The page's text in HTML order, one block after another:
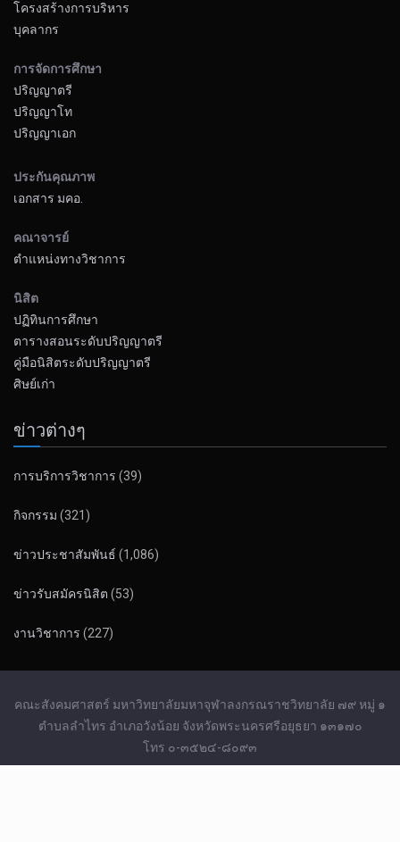
โครงสร้างการบริหาร
บุคลากร
การจัดการศึกษา
ปริญญาตรี
ปริญญาโท
ปริญญาเอก
ประกันคุณภาพ
เอกสาร มคอ.
คณาจารย์
ตำแหน่งทางวิชาการ
นิสิต
ปฏิทินการศึกษา
ตารางสอนระดับปริญญาตรี
คู่มือนิสิตระดับปริญญาตรี
ศิษย์เก่า
ข่าวต่างๆ
การบริการวิชาการ (39)
กิจกรรม (321)
ข่าวประชาสัมพันธ์ (1,086)
ข่าวรับสมัครนิสิต (53)
งานวิชาการ (227)
คณะสังคมศาสตร์ มหาวิทยาลัยมหาจุฬาลงกรณราชวิทยาลัย ๗๙ หมู่ ๑
ตำบลลำไทร อำเภอวังน้อย จังหวัดพระนครศรีอยุธยา ๑๓๑๗๐
โทร ๐-๓๕๒๔-๘๐๙๓